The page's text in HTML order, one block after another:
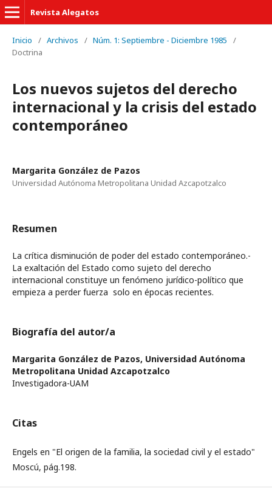
Revista Alegatos
Inicio / Archivos / Núm. 1: Septiembre - Diciembre 1985
/
Doctrina
Los nuevos sujetos del derecho
internacional y la crisis del estado
contemporáneo
Margarita González de Pazos
Universidad Autónoma Metropolitana Unidad Azcapotzalco
Resumen
La crítica disminución de poder del estado contemporáneo.-
La exaltación del Estado como sujeto del derecho
internacional constituye un fenómeno jurídico-político que
empieza a perder fuerza solo en épocas recientes.
Biografía del autor/a
Margarita González de Pazos, Universidad Autónoma
Metropolitana Unidad Azcapotzalco
Investigadora-UAM
Citas
Engels en "El origen de la familia, la sociedad civil y el estado"
Moscú, pág.198.